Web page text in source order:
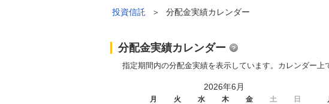
投資信託 ＞ 分配金実績カレンダー
分配金実績カレンダー
指定期間内の分配金実績を表示しています。カレンダー
2026年6月
月 火 水 木 金 土 日